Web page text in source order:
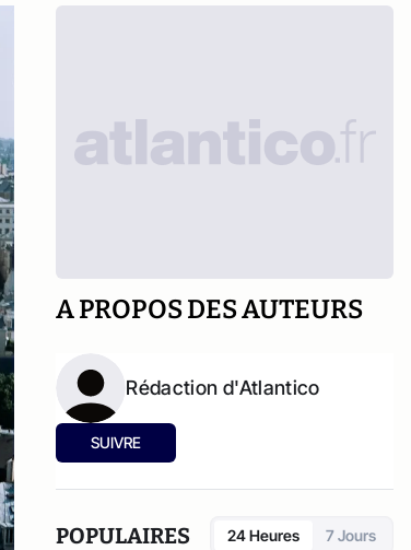
A PROPOS DES AUTEURS
Rédaction d'Atlantico
SUIVRE
POPULAIRES 24 Heures 7 Jours